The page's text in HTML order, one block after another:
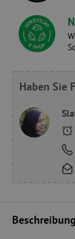
Haben Sie